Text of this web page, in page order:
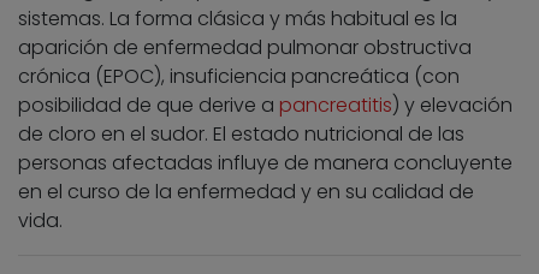
sistemas. La forma clásica y más habitual es la
aparición de enfermedad pulmonar obstructiva
crónica (EPOC), insuficiencia pancreática (con
posibilidad de que derive a pancreatitis) y elevación
de cloro en el sudor. El estado nutricional de las
personas afectadas influye de manera concluyente
en el curso de la enfermedad y en su calidad de
vida.